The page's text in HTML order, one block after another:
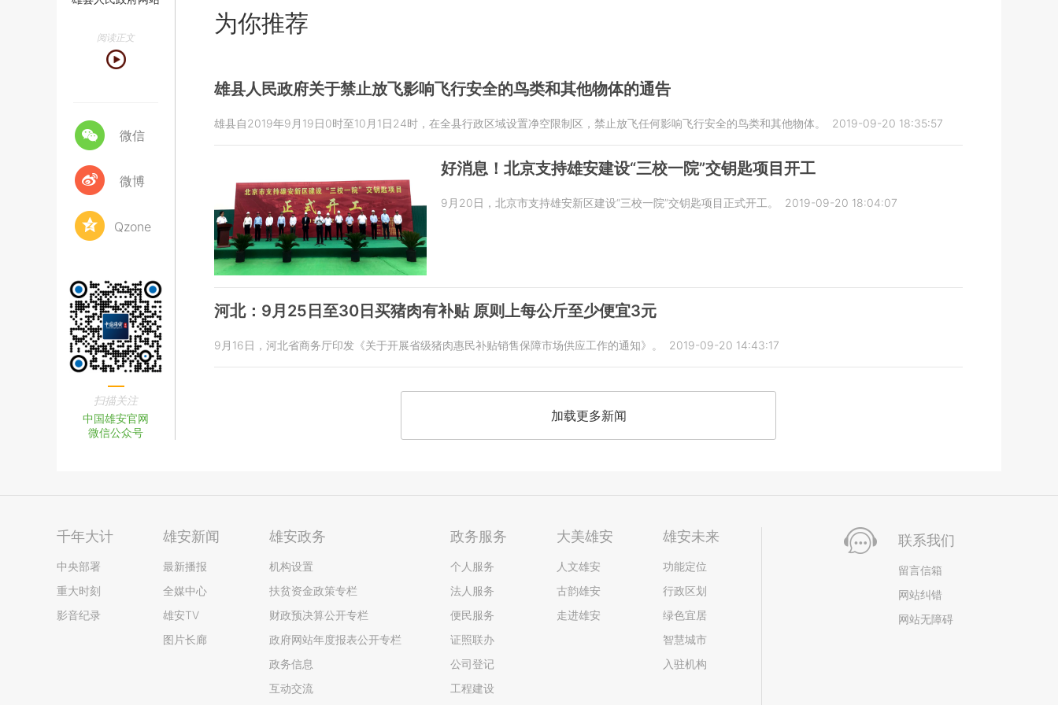
阅读正文
微信
微博
Qzone
扫描关注
中国雄安官网
微信公众号
为你推荐
雄县人民政府关于禁止放飞影响飞行安全的鸟类和其他物体的通告
雄县自2019年9月19日0时至10月1日24时，在全县行政区域设置净空限制区，禁止放飞任何影响飞行安全的鸟类和其他物体。 2019-09-20 18:35:57
好消息！北京支持雄安建设“三校一院”交钥匙项目开工
9月20日，北京市支持雄安新区建设“三校一院”交钥匙项目正式开工。 2019-09-20 18:04:07
河北：9月25日至30日买猪肉有补贴 原则上每公斤至少便宜3元
9月16日，河北省商务厅印发《关于开展省级猪肉惠民补贴销售保障市场供应工作的通知》。 2019-09-20 14:43:17
加载更多新闻
千年大计
中央部署
重大时刻
影音纪录
雄安新闻
最新播报
全媒中心
雄安TV
图片长廊
雄安政务
机构设置
扶贫资金政策专栏
财政预决算公开专栏
政府网站年度报表公开专栏
政务信息
互动交流
政务服务
个人服务
法人服务
便民服务
证照联办
公司登记
工程建设
大美雄安
人文雄安
古韵雄安
走进雄安
雄安未来
功能定位
行政区划
绿色宜居
智慧城市
入驻机构
联系我们
留言信箱
网站纠错
网站无障碍